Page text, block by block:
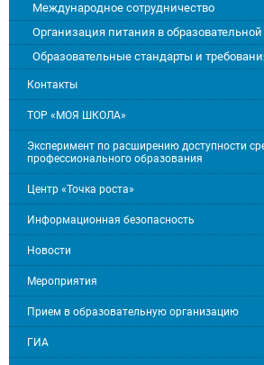
Международное сотрудничество
Организация питания в
Образовательные стандарты и
Контакты
ТОР «МОЯ ШКОЛА»
Эксперимент по расширению доступности
профессионального образования
Центр «Точка роста»
Информационная безопасность
Новости
Мероприятия
Прием в образовательную организацию
ГИА